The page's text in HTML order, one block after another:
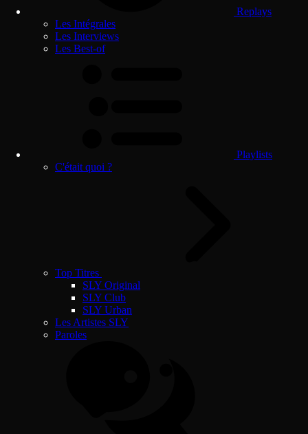
Replays
Les Intégrales
Les Interviews
Les Best-of
Playlists
C'était quoi ?
Top Titres
SLY Original
SLY Club
SLY Urban
Les Artistes SLY
Paroles